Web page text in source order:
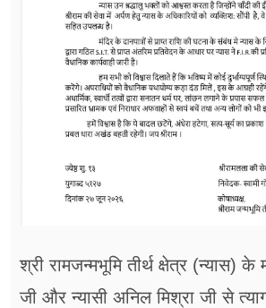
श्री रामजन्मभूमि तीर्थ क्षेत्र (न्यास) के
जी और न्यासी अनिल मिश्रा जी से